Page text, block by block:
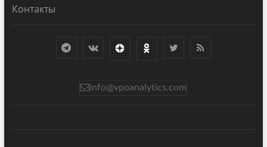
Контакты
info@vpoanalytics.com